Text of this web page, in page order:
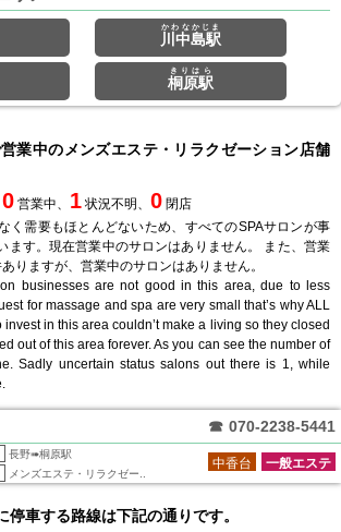
川中島駅
かわなかじま
桐原駅
きりはら
業中のメンズエステ・リラクゼーション店舗
0 営業中、 1 状況不明、 0 閉店
く需要もほとんどないため、すべてのSPAサロンが事
ます。現在営業中のサロンはありません。 また、営業
りますが、営業中のサロンはありません。
businesses are not good in this area, due to less
for massage and spa are very small that’s why ALL
in this area couldn’t make a living so they closed
out of this area forever. As you can see the number of
Sadly uncertain status salons out there is 1, while
☎ 070-2238-5441
長野➠桐原駅
メンズエステ・リラクゼー..
一般エステ
中香台
停車する路線は下記の通りです。